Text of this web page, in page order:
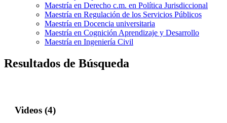
Maestría en Derecho c.m. en Política Jurisdiccional
Maestría en Regulación de los Servicios Públicos
Maestría en Docencia universitaria
Maestría en Cognición Aprendizaje y Desarrollo
Maestría en Ingeniería Civil
Resultados de Búsqueda
Videos (4)